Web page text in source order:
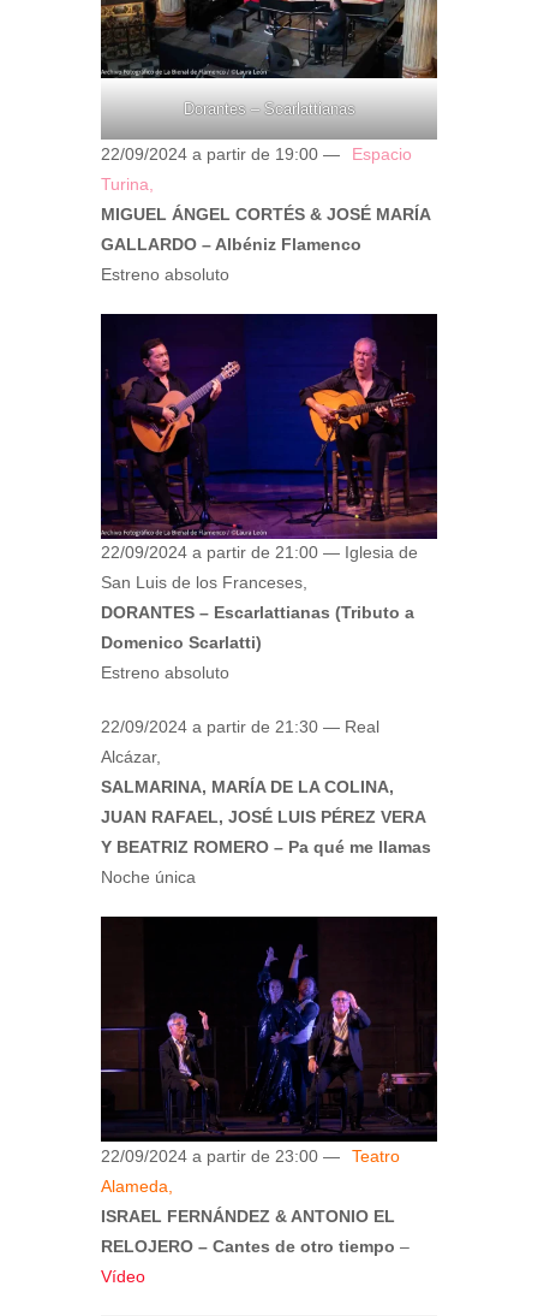
Dorantes – Scarlattianas
22/09/2024 a partir de 19:00 —
Espacio
Turina,
MIGUEL ÁNGEL CORTÉS & JOSÉ MARÍA
GALLARDO – Albéniz Flamenco
Estreno absoluto
22/09/2024 a partir de 21:00 — Iglesia de
San Luis de los Franceses,
DORANTES – Escarlattianas (Tributo a
Domenico Scarlatti)
Estreno absoluto
22/09/2024 a partir de 21:30 — Real
Alcázar,
SALMARINA, MARÍA DE LA COLINA,
JUAN RAFAEL, JOSÉ LUIS PÉREZ VERA
Y BEATRIZ ROMERO – Pa qué me llamas
Noche única
22/09/2024 a partir de 23:00 —
Teatro
Alameda,
ISRAEL FERNÁNDEZ & ANTONIO EL
RELOJERO – Cantes de otro tiempo –
Vídeo